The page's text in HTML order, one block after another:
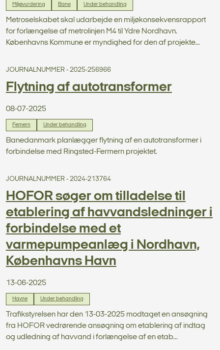
Miljøvurdering Bane Under behandling
Metroselskabet skal udarbejde en miljøkonsekvensrapport
for forlængelse af metrolinjen M4 til Ydre Nordhavn.
Københavns Kommune er myndighed for den af projekte...
JOURNALNUMMER - 2025-256966
Flytning af autotransformer
08-07-2025
Femern Under behandling
Banedanmark planlægger flytning af en autotransformer i
forbindelse med Ringsted-Fermern projektet.
JOURNALNUMMER - 2024-213764
HOFOR søger om tilladelse til
etablering af havvandsledninger i
forbindelse med et
varmepumpeanlæg i Nordhavn,
Københavns Havn
13-06-2025
Havne Under behandling
Trafikstyrelsen har den 13-03-2025 modtaget en ansøgning
fra HOFOR vedrørende ansøgning om etablering af indtag
og udledning af havvand i forlængelse af en etab...